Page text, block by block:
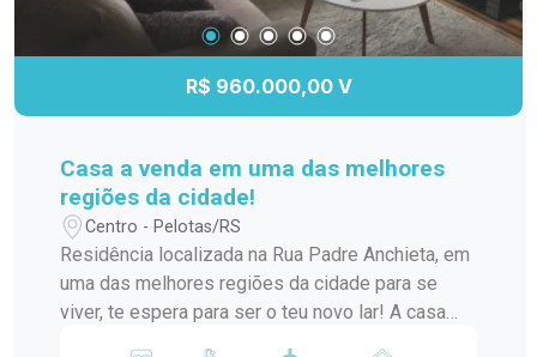
R$ 960.000,00 V
Casa a venda em uma das melhores
regiões da cidade!
Centro - Pelotas/RS
Residência localizada na Rua Padre Anchieta, em
uma das melhores regiões da cidade para se
viver, te espera para ser o teu novo lar! A casa